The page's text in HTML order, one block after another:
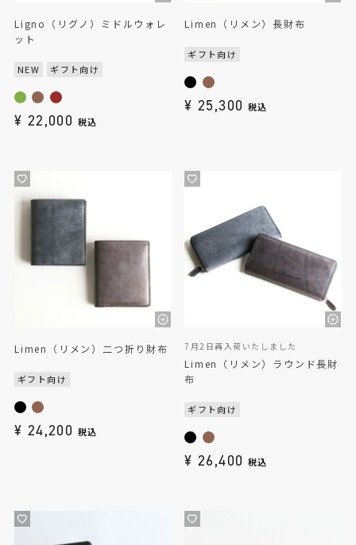
Ligno（リグノ）ミドルウォレ
ット
NEW ギフト向け
¥ 22,000 税込
Limen（リメン）長財布
ギフト向け
¥ 25,300 税込
Limen（リメン）二つ折り財布
ギフト向け
¥ 24,200 税込
7月2日再入荷いたしました
Limen（リメン）ラウンド長財
布
ギフト向け
¥ 26,400 税込